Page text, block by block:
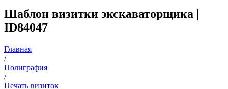
Шаблон визитки экскаваторщика |
ID84047
Главная
/
Полиграфия
/
Печать визиток